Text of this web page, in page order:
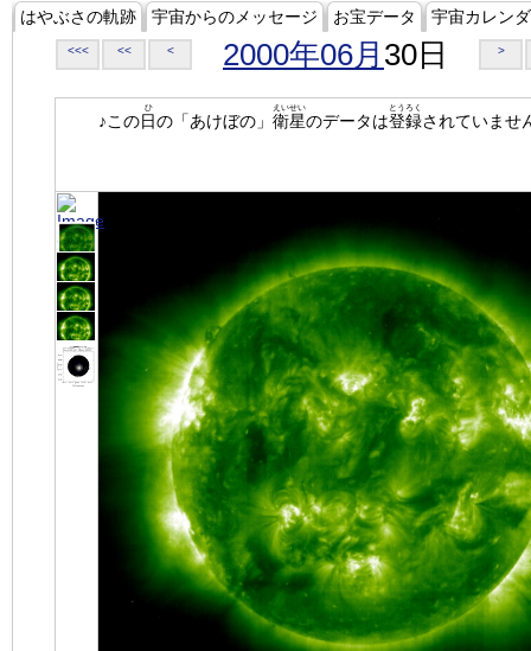
はやぶさの軌跡 宇宙からのメッセージ お宝データ 宇宙カレン
<<< << < 2000年06月 30日 >
♪この日
ひ
の「あけぼの」 衛星
えいせい
のデータは登録
とうろく
されていませ